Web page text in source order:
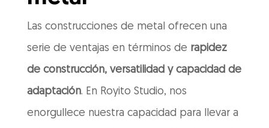
Las construcciones de metal ofrecen una
serie de ventajas en términos de rapidez
de construcción, versatilidad y capacidad de
adaptación. En Royito Studio, nos
enorgullece nuestra capacidad para llevar a